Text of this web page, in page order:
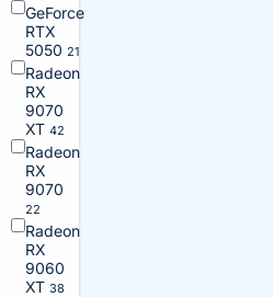
GeForce
RTX
5050 21
Radeon
RX
9070
XT 42
Radeon
RX
9070
22
Radeon
RX
9060
XT 38